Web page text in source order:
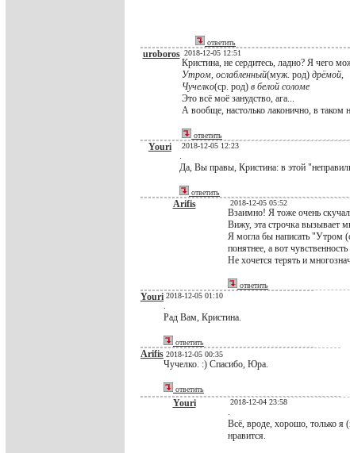
ответить
uroboros 2018-12-05 12:51
Кристина, не сердитесь, ладно? Я чего
Утром, ослабленный(муж. род) дрёмой,
Чучелко(ср. род) в белой соломе
Это всё моё занудство, ага...
А вообще, настолько лаконично, в таком
ответить
Youri 2018-12-05 12:23
.
Да, Вы правы, Кристина: в этой
ответить
Arifis 2018-12-05 05:52
Взаимно! Я тоже очень
Вижу, эта строчка вызывает
Я могла бы написать "Утром
понятнее, а вот
Не хочется терять и
ответить
Youri 2018-12-05 01:10
.
Рад Вам, Кристина.
ответить
Arifis 2018-12-05 00:35
Чучелко. :) Спасибо, Юра.
ответить
Youri 2018-12-04 23:58
.
Всё, вроде, хорошо, только я
нравится.